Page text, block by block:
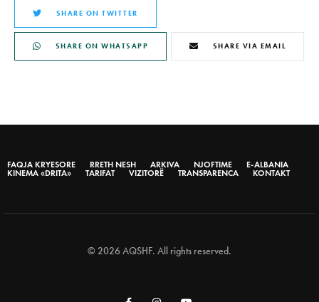
SHARE ON TWITTER
SHARE ON WHATSAPP SHARE VIA EMAIL
FAQJA KRYESORE RRETH NESH ARKIVA NJOFTIME
E-ALBANIA
KINEMA «DRITA»
TARIFAT VIZITORË TRANSPARENCA KONTAKT
© 2026 AQSHF. All rights reserved.